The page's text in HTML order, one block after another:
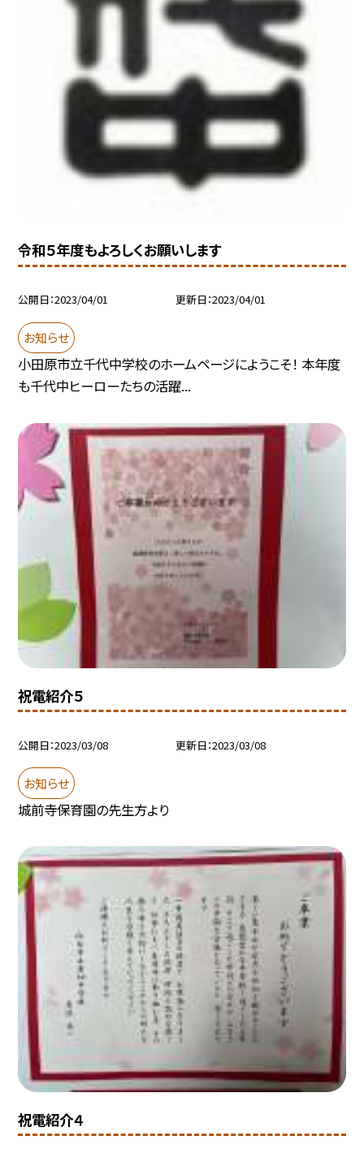
令和５年度もよろしくお願いします
公開日 2023/04/01 更新日 2023/04/01
お知らせ
小田原市立千代中学校のホームページにようこそ！ 本年度
も千代中ヒーローたちの活躍...
祝電紹介５
公開日 2023/03/08 更新日 2023/03/08
お知らせ
城前寺保育園の先生方より
祝電紹介４